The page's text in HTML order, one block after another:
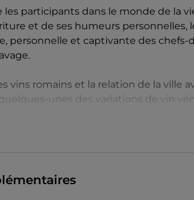
participants dans le monde de la
et de ses humeurs personnelles,
personnelle et captivante des
vins romains et la relation de la ville
unes des variations de vin